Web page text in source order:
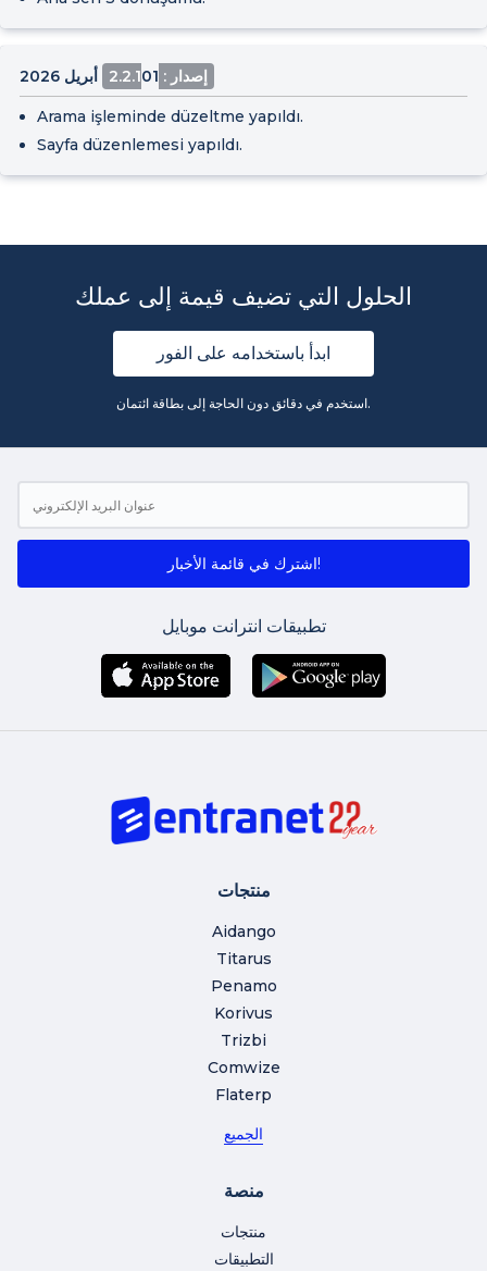
إصدار : 2.2.1 01 أبريل 2026
Arama işleminde düzeltme yapıldı.
Sayfa düzenlemesi yapıldı.
الحلول التي تضيف قيمة إلى عملك
ابدأ باستخدامه على الفور
استخدم في دقائق دون الحاجة إلى بطاقة ائتمان.
اشترك في قائمة الأخبار!
تطبيقات انترانت موبايل
منتجات
Aidango
Titarus
Penamo
Korivus
Trizbi
Comwize
Flaterp
الجميع
منصة
منتجات
التطبيقات